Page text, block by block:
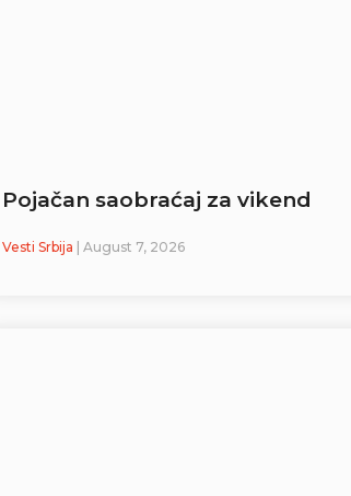
Pojačan saobraćaj za vikend
Vesti Srbija | August 7, 2026